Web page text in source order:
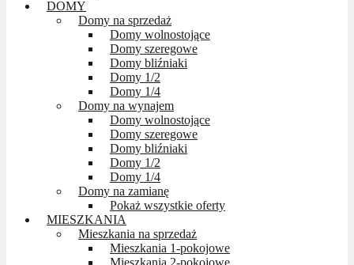
DOMY
Domy na sprzedaż
Domy wolnostojące
Domy szeregowe
Domy bliźniaki
Domy 1/2
Domy 1/4
Domy na wynajem
Domy wolnostojące
Domy szeregowe
Domy bliźniaki
Domy 1/2
Domy 1/4
Domy na zamianę
Pokaż wszystkie oferty
MIESZKANIA
Mieszkania na sprzedaż
Mieszkania 1-pokojowe
Mieszkania 2-pokojowe